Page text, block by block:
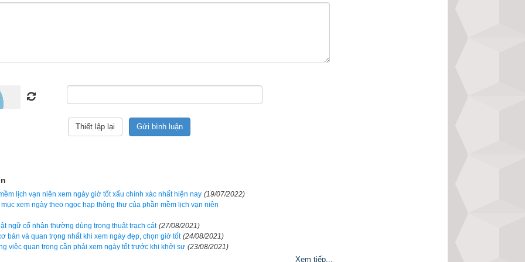
nhậm chức, cưới gả, chuyển nhà, khai trương mở cửa hàng, nhập trạch, an táng
âm dương, ngũ hành, các ngôi sao…và cần phải phối hợp nhiều phương pháp xem
nhị thập bát tú (28 sao)
khắc ngũ hành can chi: ngày Bảo nhật, ngày Thoa nhật
xấu theo lục diệu qua 6 đốt ngón tay
Nhị Trực (12 trực)
theo lịch Khổng Minh
lịch vạn niên xem ngày giờ tốt xấu chính xác nhất hiện nay (19/07/2022)
xem ngày theo ngọc hạp thông thư của phần mềm lịch vạn niên
ngữ cổ nhân thường dùng trong thuật trạch cát (27/08/2021)
bản và quan trọng nhất khi xem ngày đẹp, chọn giờ tốt (24/08/2021)
việc quan trọng cần phải xem ngày tốt trước khi khởi sự (23/08/2021)
Xem tiếp...